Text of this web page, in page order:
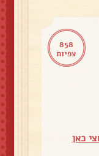
858
צפיות
כאן